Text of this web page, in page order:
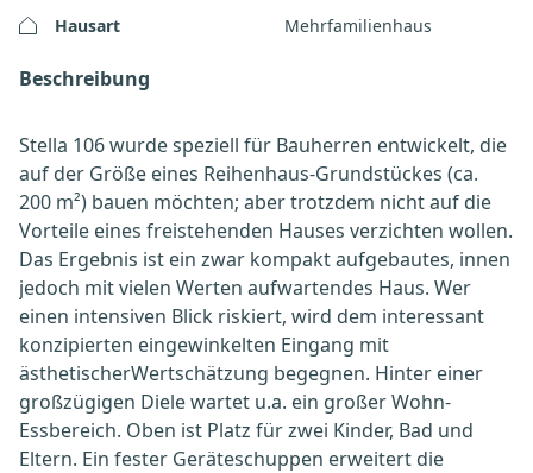
Hausart
Mehrfamilienhaus
Beschreibung
Stella 106 wurde speziell für Bauherren entwickelt, die
auf der Größe eines Reihenhaus-Grundstückes (ca.
200 m²) bauen möchten; aber trotzdem nicht auf die
Vorteile eines freistehenden Hauses verzichten wollen.
Das Ergebnis ist ein zwar kompakt aufgebautes, innen
jedoch mit vielen Werten aufwartendes Haus. Wer
einen intensiven Blick riskiert, wird dem interessant
konzipierten eingewinkelten Eingang mit
ästhetischerWertschätzung begegnen. Hinter einer
großzügigen Diele wartet u.a. ein großer Wohn-
Essbereich. Oben ist Platz für zwei Kinder, Bad und
Eltern. Ein fester Geräteschuppen erweitert die